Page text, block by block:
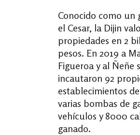
Conocido como un
el Cesar, la Dijin
propiedades en 2
pesos. En 2019 a
Figueroa y al Ñeñe
incautaron 92
establecimientos
varias bombas de
vehículos y 8000
ganado.